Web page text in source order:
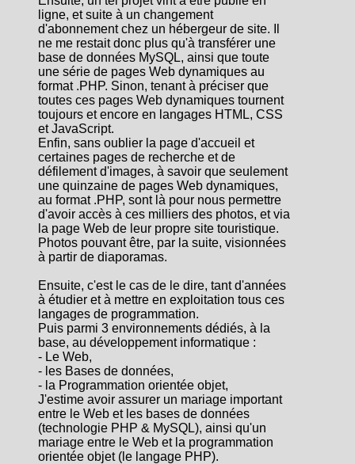
ligne, et suite à un changement
d'abonnement chez un hébergeur de site. Il
ne me restait donc plus qu'à transférer une
base de données MySQL, ainsi que toute
une série de pages Web dynamiques au
format .PHP. Sinon, tenant à préciser que
toutes ces pages Web dynamiques tournent
toujours et encore en langages HTML, CSS
et JavaScript.
Enfin, sans oublier la page d'accueil et
certaines pages de recherche et de
défilement d'images, à savoir que seulement
une quinzaine de pages Web dynamiques,
au format .PHP, sont là pour nous permettre
d'avoir accès à ces milliers des photos, et via
la page Web de leur propre site touristique.
Photos pouvant être, par la suite, visionnées
à partir de diaporamas.
Ensuite, c'est le cas de le dire, tant d'années
à étudier et à mettre en exploitation tous ces
langages de programmation.
Puis parmi 3 environnements dédiés, à la
base, au développement informatique :
- Le Web,
- les Bases de données,
- la Programmation orientée objet,
J'estime avoir assurer un mariage important
entre le Web et les bases de données
(technologie PHP & MySQL), ainsi qu'un
mariage entre le Web et la programmation
orientée objet (le langage PHP).